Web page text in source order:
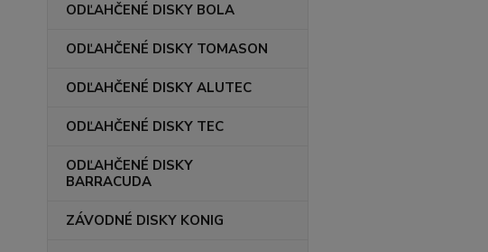
ODĽAHČENÉ DISKY BOLA
ODĽAHČENÉ DISKY TOMASON
ODĽAHČENÉ DISKY ALUTEC
ODĽAHČENÉ DISKY TEC
ODĽAHČENÉ DISKY
BARRACUDA
ZÁVODNÉ DISKY KONIG